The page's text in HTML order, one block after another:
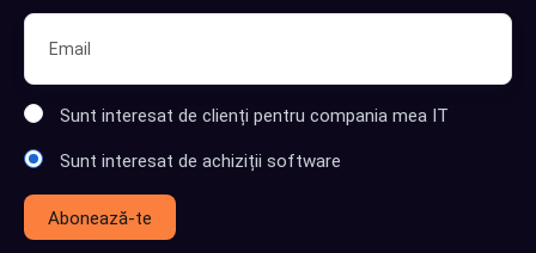
Sunt interesat de clienți pentru compania mea IT
Sunt interesat de achiziții software
Abonează-te